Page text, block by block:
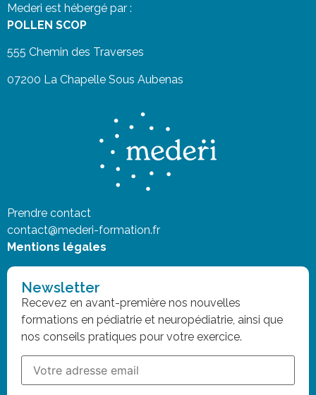
Mederi est hébergé par :
POLLEN SCOP
555 Chemin des Traverses
07200 La Chapelle Sous Aubenas
Prendre contact
contact@mederi-formation.fr
Mentions légales
Newsletter
Recevez en avant-première nos nouvelles
formations en pédiatrie et neuropédiatrie, ainsi que
nos conseils pratiques pour votre exercice.